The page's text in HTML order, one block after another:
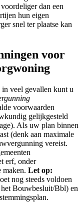
dan een
hun eigen
snel ter plaatse kan
voor
veel gevallen kunt u
voorwaarden
gelijkgesteld
Als uw plan binnen
(denk aan maximale
vereist.
erf, onder
maken. Let op:
nog steeds voldoen
Bouwbesluit/Bbl) en